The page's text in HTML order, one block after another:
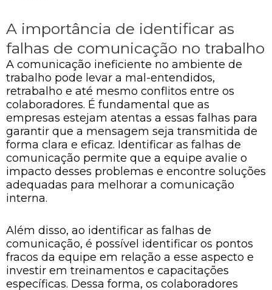
A importância de identificar as
falhas de comunicação no trabalho
A comunicação ineficiente no ambiente de
trabalho pode levar a mal-entendidos,
retrabalho e até mesmo conflitos entre os
colaboradores. É fundamental que as
empresas estejam atentas a essas falhas para
garantir que a mensagem seja transmitida de
forma clara e eficaz. Identificar as falhas de
comunicação permite que a equipe avalie o
impacto desses problemas e encontre soluções
adequadas para melhorar a comunicação
interna.
Além disso, ao identificar as falhas de
comunicação, é possível identificar os pontos
fracos da equipe em relação a esse aspecto e
investir em treinamentos e capacitações
específicas. Dessa forma, os colaboradores